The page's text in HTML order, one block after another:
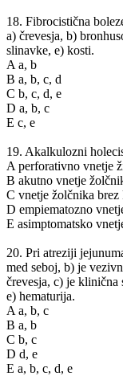
18. Fibrocistična
a) črevesja, b)
slinavke, e) kosti.
A a, b
B a, b, c, d
C b, c, d, e
D a, b, c
E c, e
19. Akalkulozni
A perforativno vnetje
B akutno vnetje
C vnetje žolčnika
D empiematozno
E asimptomatsko
20. Pri atreziji
med seboj, b) je
črevesja, c) je klinična
e) hematurija.
A a, b, c
B a, b
C b, c
D d, e
E a, b, c, d, e